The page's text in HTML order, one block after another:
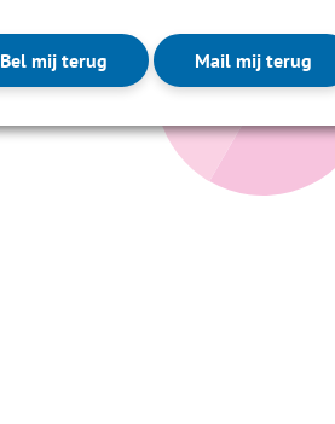
Bel mij terug Mail mij terug